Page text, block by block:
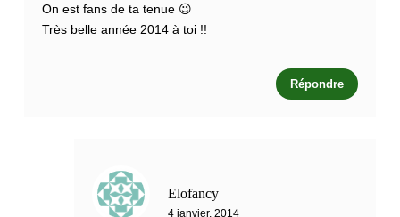
On est fans de ta tenue 😉
Très belle année 2014 à toi !!
Répondre
Elofancy
4 janvier, 2014